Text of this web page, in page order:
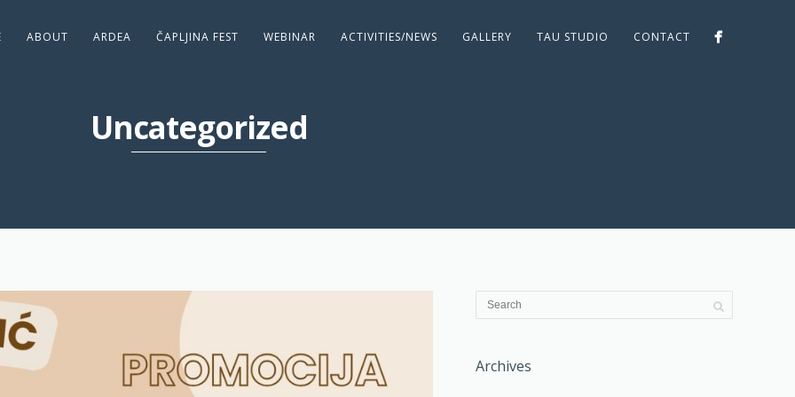
ABOUT ARDEA ČAPLJINA FEST WEBINAR ACTIVITIES/NEWS GALLERY TAU STUDIO CONTACT
Uncategorized
Archives